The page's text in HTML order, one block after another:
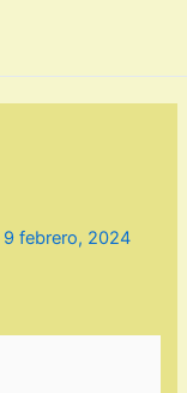
9 febrero, 2024